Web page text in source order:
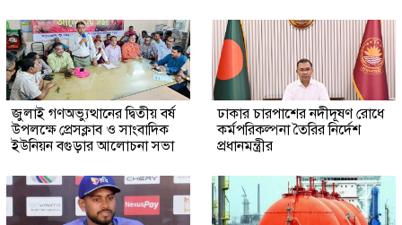
জুলাই গণঅভ্যুত্থানের দ্বিতীয় বর্ষ
উপলক্ষে প্রেসক্লাব ও সাংবাদিক
ইউনিয়ন বগুড়ার আলোচনা সভা
ঢাকার চারপাশের নদীদূষণ রোধে
কর্মপরিকল্পনা তৈরির নির্দেশ
প্রধানমন্ত্রীর